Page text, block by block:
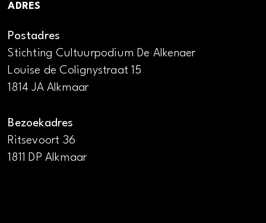
ADRES
Postadres
Stichting Cultuurpodium De Alkenaer
Louise de Colignystraat 15
1814 JA Alkmaar
Bezoekadres
Ritsevoort 36
1811 DP Alkmaar